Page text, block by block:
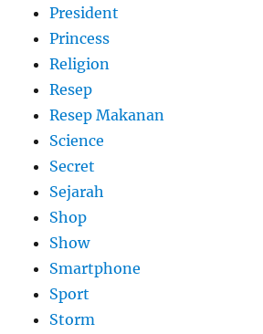
President
Princess
Religion
Resep
Resep Makanan
Science
Secret
Sejarah
Shop
Show
Smartphone
Sport
Storm